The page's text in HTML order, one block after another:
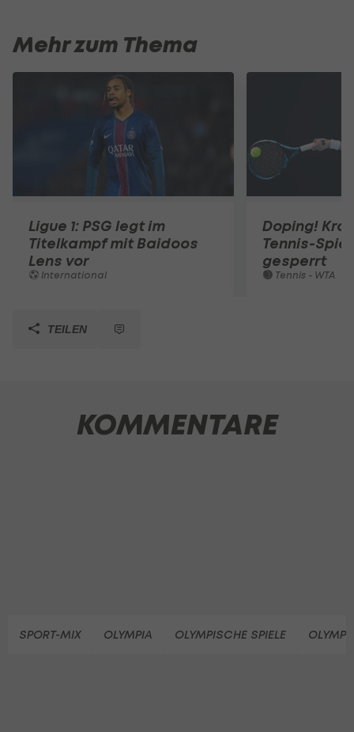
Mehr zum Thema
Ligue 1: PSG legt im
Titelkampf mit Baidoos
Lens vor
International
Doping!
Tennis-
gesperrt
Tennis - WTA
TEILEN
KOMMENTARE
SPORT-MIX OLYMPIA OLYMPISCHE SPIELE